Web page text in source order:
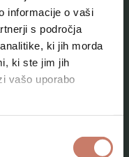
informacije o vaši
s področja
ki jih morda
ki ste jim jih
vašo uporabo